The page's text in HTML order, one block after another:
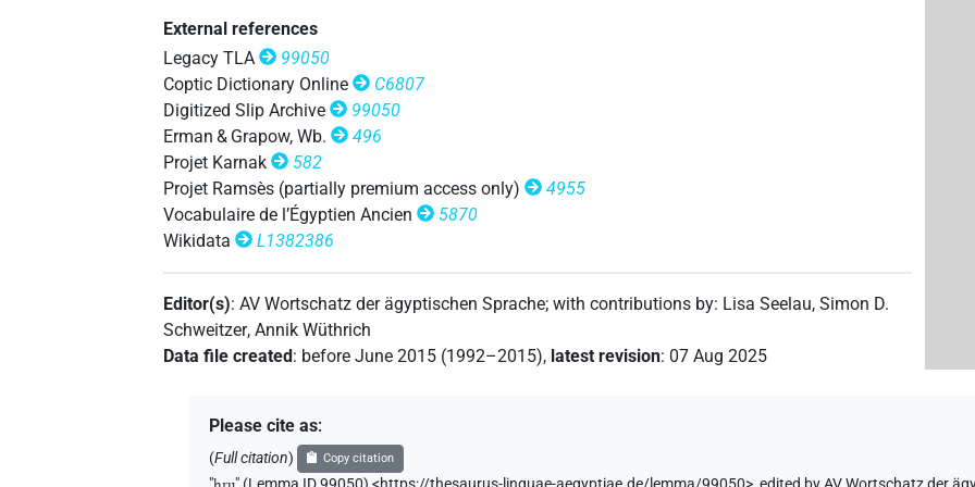
𓉔𓂋𓏮𓏛
𓉔𓂋𓏲𓏛 | 2× V\ptcp.act.m.sg
𓉔𓂋𓏲𓏛𓄣𓏤 | 1× V\res-3pl.m (
𓉔𓂋𓏲𓏥 | 1× V\inf
𓉔𓂋𔏳𓄣𓏤𓀁 | 1× V\tam.act (1)
𓉔𓄿𓏹𓏹 | 1× V\res-3sg.m
External references
Legacy TLA
99050
Coptic Dictionary Online
C6807
Digitized Slip Archive
99050
Erman & Grapow, Wb.
496
Projet Karnak
582
Projet Ramsès (partially premium access only)
4955
Vocabulaire de l’Égyptien Ancien
5870
Wikidata
L1382386
Editor(s):AV Wortschatz der ägyptischen Sprache;with contributions by: Lisa Seelau,Simon D.
Schweitzer,Annik Wüthrich
Data file created: before June 2015 (1992–2015), latest revision: 07 Aug 2025
Please cite as:
(Full citation) Copy citation